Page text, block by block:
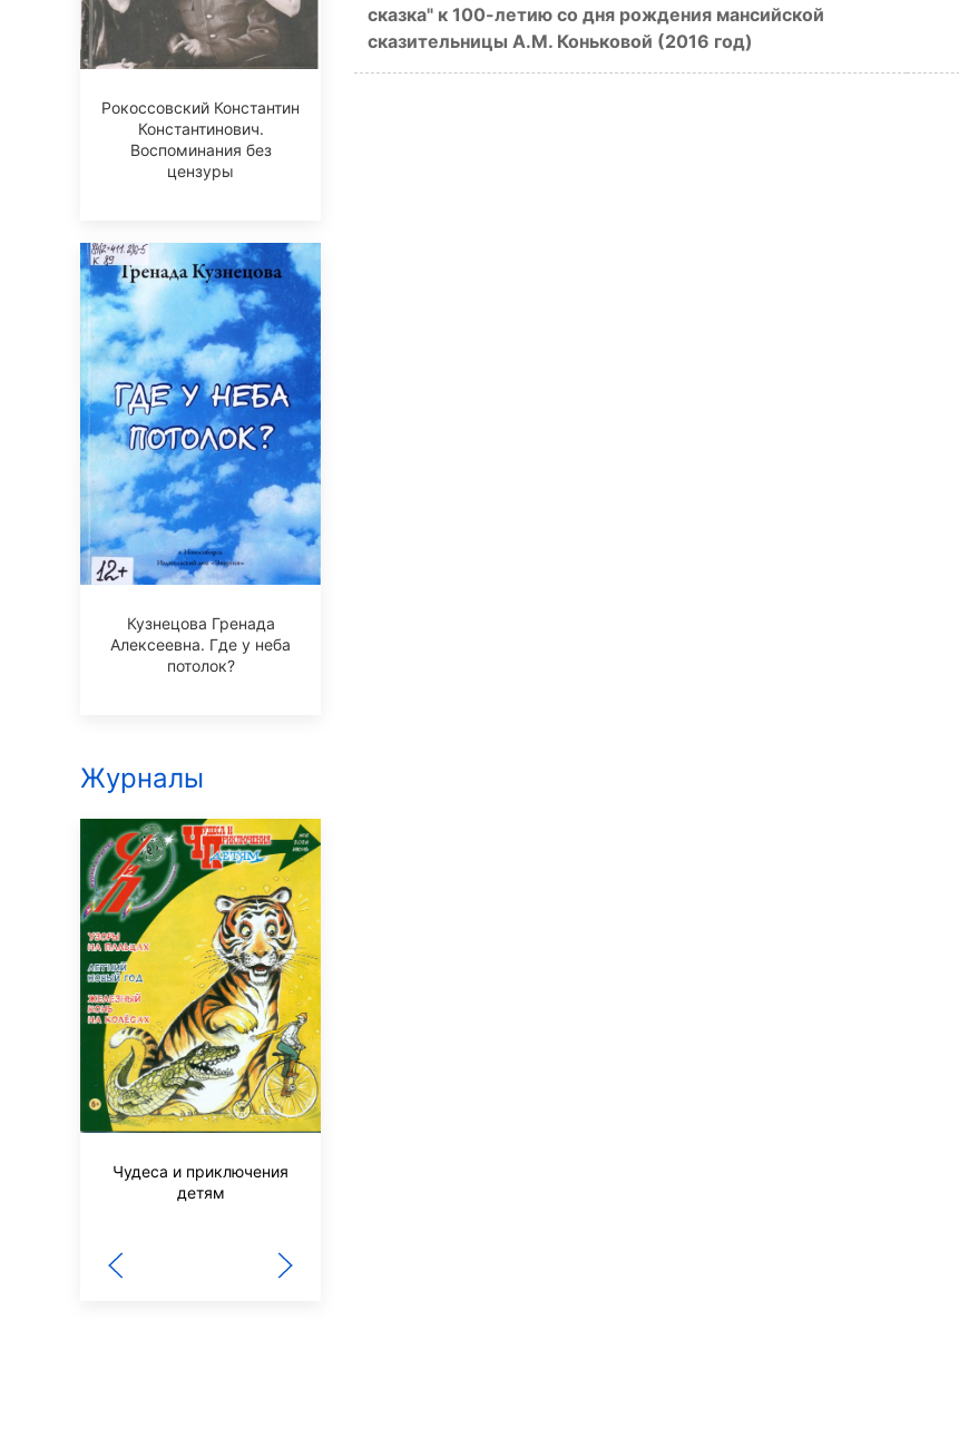
Рокоссовский Константин
Константинович.
Воспоминания без
цензуры
Кузнецова Гренада
Алексеевна. Где у неба
потолок?
Журналы
Чудеса и приключения
детям
сказка" к 100-летию со дня рождения мансийской
сказительницы А.М. Коньковой (2016 год)